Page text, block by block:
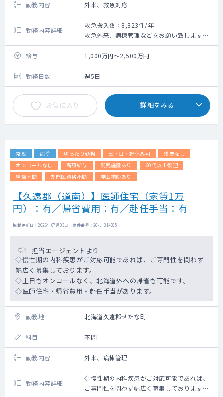
勤務内容 外来、救急対応
勤務内容詳細
救急搬入数：8,823件/年
救急外来、病棟管理などをお願い致します。
救急対応 ： 9,600件/年（2019年度実績）
病棟管理は基本ありませんが、overnight
bed、転院までの待機目的などを一部担当
（約30名前後/月）
給与 1,000万円～2,500万円
勤務日数 週5日
お気に入り 詳細をみる
常勤 病院 ゆったり勤務 土・日・祝休み可
残業なし
オンコールなし
高額給与 託児施設あり
60代以上歓迎
経験不問
専門医資格不問 学会補助あり
【久遠郡（道南）】医師住宅（家賃1万
円）：有／帰省費用：有／赴任手当：有
掲載更新日 : 2026年07月03日 案件番号 : 26-JI314085
担当エージェントより
◇慢性期の内科疾患がご対応可能であれば、ご専門性を問わず
幅広く募集しております。
◇土日もオンコールなく、北海道外への帰省も可能です。
◇医師住宅・帰省費用・赴任手当があります。
勤務地 北海道久遠郡せたな町
科目 不問
勤務内容 外来、病棟管理
勤務内容詳細
◇慢性期の内科疾患がご対応可能であれば、
ご専門性を問わず幅広く募集しております。